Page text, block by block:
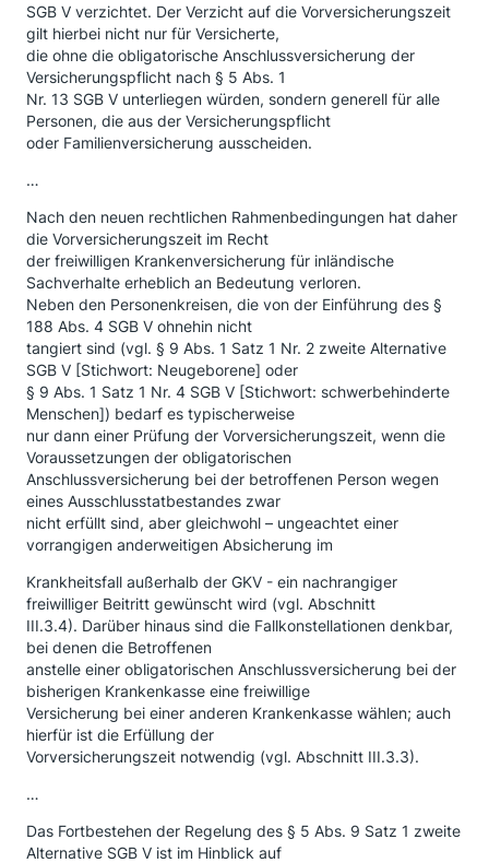
SGB V verzichtet. Der Verzicht auf die Vorversicherungszeit
gilt hierbei nicht nur für Versicherte,
die ohne die obligatorische Anschlussversicherung der
Versicherungspflicht nach § 5 Abs. 1
Nr. 13 SGB V unterliegen würden, sondern generell für alle
Personen, die aus der Versicherungspflicht
oder Familienversicherung ausscheiden.
…
Nach den neuen rechtlichen Rahmenbedingungen hat daher
die Vorversicherungszeit im Recht
der freiwilligen Krankenversicherung für inländische
Sachverhalte erheblich an Bedeutung verloren.
Neben den Personenkreisen, die von der Einführung des §
188 Abs. 4 SGB V ohnehin nicht
tangiert sind (vgl. § 9 Abs. 1 Satz 1 Nr. 2 zweite Alternative
SGB V [Stichwort: Neugeborene] oder
§ 9 Abs. 1 Satz 1 Nr. 4 SGB V [Stichwort: schwerbehinderte
Menschen]) bedarf es typischerweise
nur dann einer Prüfung der Vorversicherungszeit, wenn die
Voraussetzungen der obligatorischen
Anschlussversicherung bei der betroffenen Person wegen
eines Ausschlusstatbestandes zwar
nicht erfüllt sind, aber gleichwohl – ungeachtet einer
vorrangigen anderweitigen Absicherung im
Krankheitsfall außerhalb der GKV - ein nachrangiger
freiwilliger Beitritt gewünscht wird (vgl. Abschnitt
III.3.4). Darüber hinaus sind die Fallkonstellationen denkbar,
bei denen die Betroffenen
anstelle einer obligatorischen Anschlussversicherung bei der
bisherigen Krankenkasse eine freiwillige
Versicherung bei einer anderen Krankenkasse wählen; auch
hierfür ist die Erfüllung der
Vorversicherungszeit notwendig (vgl. Abschnitt III.3.3).
…
Das Fortbestehen der Regelung des § 5 Abs. 9 Satz 1 zweite
Alternative SGB V ist im Hinblick auf